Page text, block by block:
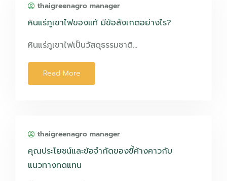
thaigreenagro manager
หินแร่ภูเขาไฟของแท้ มีข้อสังเกตอย่างไร?
หินแร่ภูเขาไฟเป็นวัสดุธรรมชาติ…
Read More
thaigreenagro manager
คุณประโยชน์และข้อจำกัดของขี้ค้างคาวกับ
แนวทางทดแทน